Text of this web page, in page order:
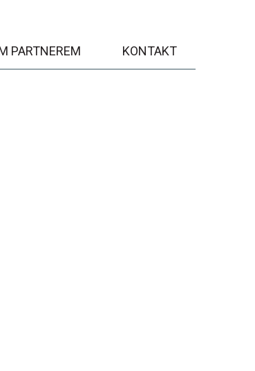
PARTNEREM KONTAKT